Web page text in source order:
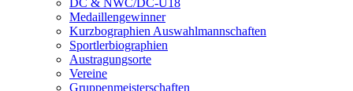
DC & NWC/DC-U18
Medaillengewinner
Kurzbographien Auswahlmannschaften
Sportlerbiographien
Austragungsorte
Vereine
Gruppenmeisterschaften